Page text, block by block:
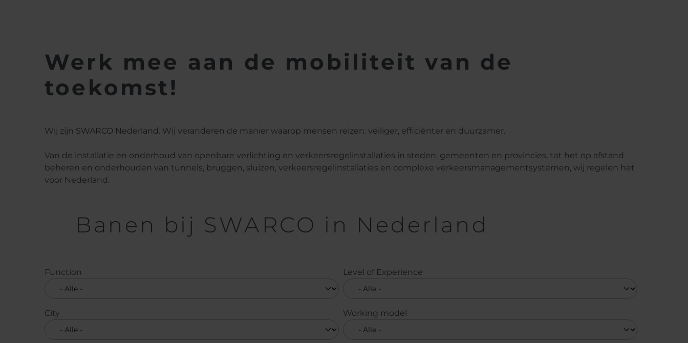
Werk mee aan de mobiliteit van de
toekomst!
Wij zijn SWARCO Nederland. Wij veranderen de manier waarop mensen reizen: veiliger, efficiënter en duurzamer.
Van de installatie en onderhoud van openbare verlichting en verkeersregelinstallaties in steden, gemeenten en provincies, tot het op afstand
beheren en onderhouden van tunnels, bruggen, sluizen, verkeersregelinstallaties en complexe verkeersmanagementsystemen, wij regelen het
voor Nederland.
Banen bij SWARCO in Nederland
Function Level of Experience
City Working model